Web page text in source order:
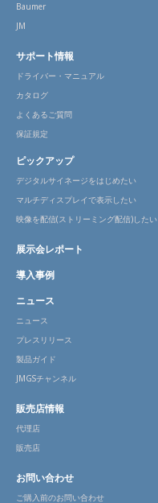
Baumer
JM
サポート情報
ドライバー・マニュアル
カタログ
よくあるご質問
保証規定
ピックアップ
デジタルサイネージをはじめたい
マルチディスプレイで表示したい
映像を配信(ストリーミング配信)したい
展示会レポート
導入事例
ニュース
ニュース
プレスリリース
製品ガイド
JMGSチャンネル
販売店情報
代理店
販売店
お問い合わせ
ご購入前のお問い合わせ